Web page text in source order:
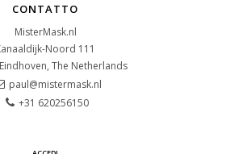
CONTATTO
MisterMask.nl
Noord 111
Eindhoven, The Netherlands
paul@mistermask.nl
+31 620256150